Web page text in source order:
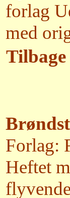
forlag
med
Forlag:
Heftet